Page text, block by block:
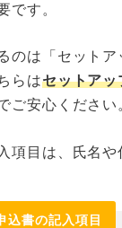
です。
のは「セットア
らはセットア
ご安心ください
項目は、氏名
込書の記入項目